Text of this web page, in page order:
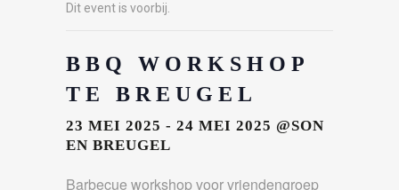
Dit event is voorbij.
BBQ WORKSHOP
TE BREUGEL
23 MEI 2025 - 24 MEI 2025 @SON
EN BREUGEL
Barbecue workshop voor vriendengroep